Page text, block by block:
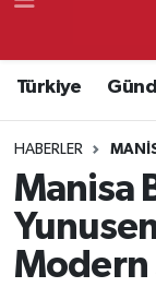
Türkiye
HABERLER
Manisa
Modern
Süper Lig
Tüm
Son
Haber